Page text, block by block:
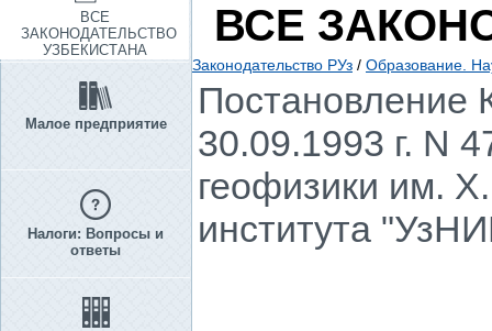
ВСЕ
ЗАКОНОДАТЕЛЬСТВО
УЗБЕКИСТАНА
Малое предприятие
Налоги: Вопросы и
ответы
ВСЕ
Законодательство РУз / Образование.
Постановление
30.09.1993 г. N
геофизики им.
института